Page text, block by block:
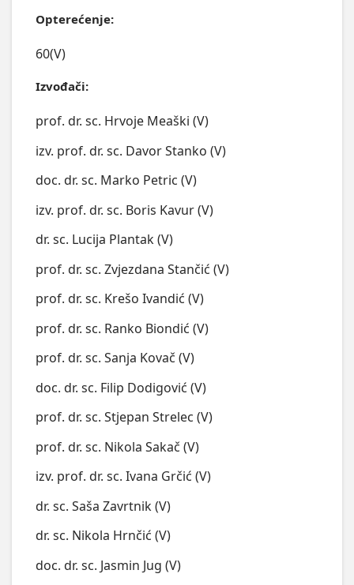
Opterećenje:
60(V)
Izvođači:
prof. dr. sc. Hrvoje Meaški (V)
izv. prof. dr. sc. Davor Stanko (V)
doc. dr. sc. Marko Petric (V)
izv. prof. dr. sc. Boris Kavur (V)
dr. sc. Lucija Plantak (V)
prof. dr. sc. Zvjezdana Stančić (V)
prof. dr. sc. Krešo Ivandić (V)
prof. dr. sc. Ranko Biondić (V)
prof. dr. sc. Sanja Kovač (V)
doc. dr. sc. Filip Dodigović (V)
prof. dr. sc. Stjepan Strelec (V)
prof. dr. sc. Nikola Sakač (V)
izv. prof. dr. sc. Ivana Grčić (V)
dr. sc. Saša Zavrtnik (V)
dr. sc. Nikola Hrnčić (V)
doc. dr. sc. Jasmin Jug (V)